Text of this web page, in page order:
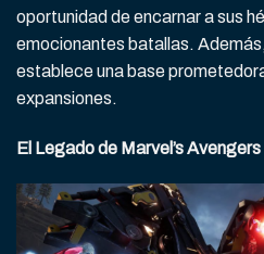
oportunidad de encarnar a sus
emocionantes batallas.
establece una base
expansiones.
El Legado de Marvel’s Avengers